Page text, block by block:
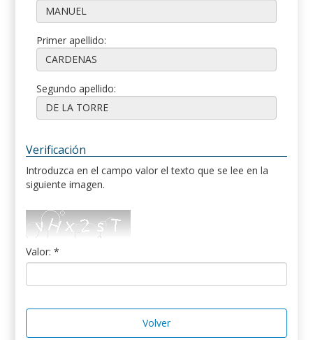
Primer apellido:
Segundo apellido:
Verificación
Introduzca en el campo valor el texto que se lee en la
siguiente imagen.
Valor: *
Volver